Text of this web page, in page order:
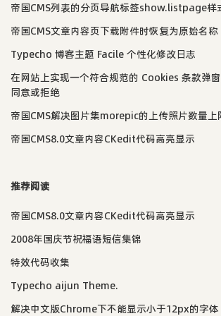
帝国CMS列表的分页导航标签show.listpage样
帝国CMS文章内容页下载附件时恢复为原始名称
Typecho 博客主题 Facile 个性化修改日志
在网站上实现一个符合规范的 Cookies 条款弹
同意或拒绝
帝国CMS解决图片集morepic的上传照片数量上
帝国CMS8.0文章内容CKedit代码高亮显示
推荐阅读
帝国CMS8.0文章内容CKedit代码高亮显示
2008年国庆节祝福语短信集锦
特效代码收集
Typecho aijun Theme.
解决中文版Chrome下不能显示小于12px的字体